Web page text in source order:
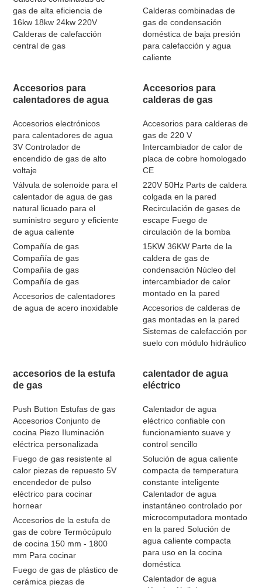
gas de alta eficiencia de
16kw 18kw 24kw 220V
Calderas de calefacción
central de gas
Calderas combinadas de
gas de condensación
doméstica de baja presión
para calefacción y agua
caliente
Accesorios para
calentadores de agua
Accesorios electrónicos
para calentadores de agua
3V Controlador de
encendido de gas de alto
voltaje
Válvula de solenoide para el
calentador de agua de gas
natural licuado para el
suministro seguro y eficiente
de agua caliente
Compañía de gas
Compañía de gas
Compañía de gas
Compañía de gas
Accesorios de calentadores
de agua de acero inoxidable
Accesorios para
calderas de gas
Accesorios para calderas de
gas de 220 V
Intercambiador de calor de
placa de cobre homologado
CE
220V 50Hz Parts de caldera
colgada en la pared
Recirculación de gases de
escape Fuego de
circulación de la bomba
15KW 36KW Parte de la
caldera de gas de
condensación Núcleo del
intercambiador de calor
montado en la pared
Accesorios de calderas de
gas montadas en la pared
Sistemas de calefacción por
suelo con módulo hidráulico
accesorios de la estufa
de gas
Push Button Estufas de gas
Accesorios Conjunto de
cocina Piezo Iluminación
eléctrica personalizada
Fuego de gas resistente al
calor piezas de repuesto 5V
encendedor de pulso
eléctrico para cocinar
hornear
Accesorios de la estufa de
gas de cobre Termócúpulo
de cocina 150 mm - 1800
mm Para cocinar
Fuego de gas de plástico de
cerámica piezas de
calentador de agua
eléctrico
Calentador de agua
eléctrico confiable con
funcionamiento suave y
control sencillo
Solución de agua caliente
compacta de temperatura
constante inteligente
Calentador de agua
instantáneo controlado por
microcomputadora montado
en la pared Solución de
agua caliente compacta
para uso en la cocina
doméstica
Calentador de agua